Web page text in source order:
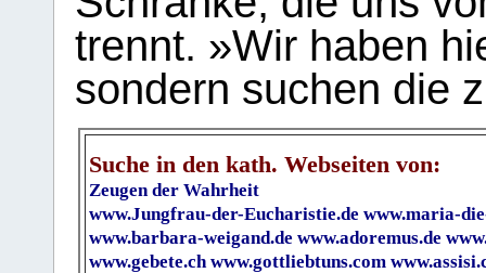
trennt. »Wir haben
sondern suchen die
Suche in den kath. Webseiten von:
Zeugen der Wahrheit
www.Jungfrau-der-Eucharistie.de www.maria-
www.barbara-weigand.de www.adoremus.de
www.gebete.ch www.gottliebtuns.com